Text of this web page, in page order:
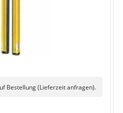
Bestellung (Lieferzeit anfragen).